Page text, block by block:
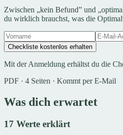
Zwischen „kein Befund” und
du wirklich brauchst, was die
Checkliste kostenlos erhalten
Mit der Anmeldung erhältst du die
PDF · 4 Seiten · Kommt per E-Mail
Was dich erwartet
17 Werte erklärt